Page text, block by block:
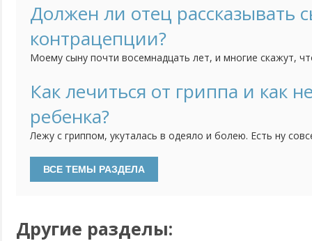
переживать, что потом не смогу скинуть набранный
упражнения вы делали ? На каких диетах сидели ? Буду
Должен ли отец рассказывать
контрацепции?
Моему сыну почти восемнадцать лет, и многие скажут,
но не о контрацепции. Я считаю, что во избежание
должен поговорить с сыном о методах контрацепции и
неприятных...
Как лечиться от гриппа и как
ребенка?
Лежу с гриппом, укуталась в одеяло и болею. Есть ну
болит и суставы ломит. Чем грипп правильно лечить?
способы вы можете посоветовать? И главное -
Другие разделы: